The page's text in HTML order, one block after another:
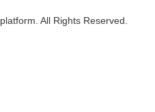
All Rights Reserved.